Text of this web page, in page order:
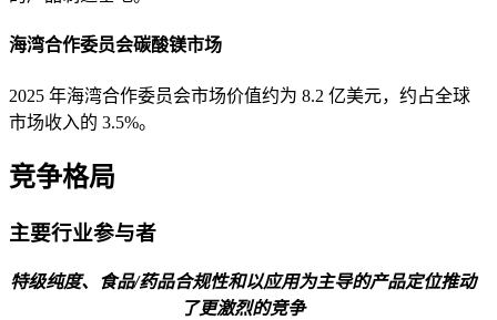
海湾合作委员会碳酸镁市场
2025 年海湾合作委员会市场价值约为 8.2 亿美元，约占全球
市场收入的 3.5%。
竞争格局
主要行业参与者
特级纯度、食品/药品合规性和以应用为主导的产品定位推动
了更激烈的竞争